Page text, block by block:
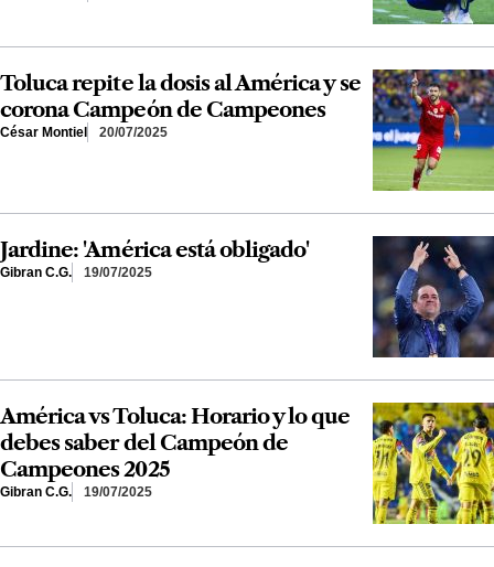
Toluca repite la dosis al América y se
corona Campeón de Campeones
César Montiel 20/07/2025
Jardine: 'América está obligado'
Gibran C.G. 19/07/2025
América vs Toluca: Horario y lo que
debes saber del Campeón de
Campeones 2025
Gibran C.G. 19/07/2025